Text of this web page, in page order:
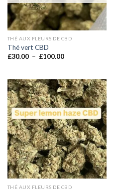
THÉ AUX FLEURS DE CBD
Thé vert CBD
£30.00 – £100.00Plage
à
£100.00
THÉ AUX FLEURS DE CBD